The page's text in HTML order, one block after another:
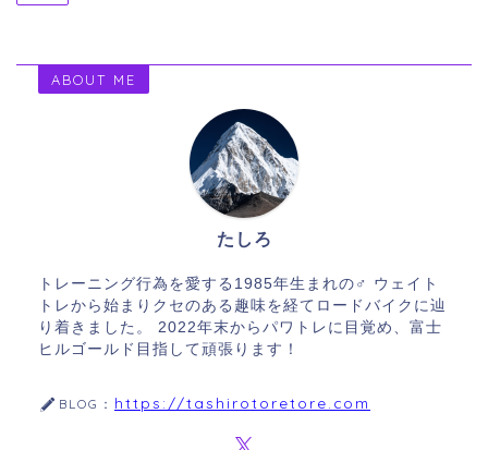
ABOUT ME
たしろ
トレーニング行為を愛する1985年生まれの♂ ウェイト
トレから始まりクセのある趣味を経てロードバイクに辿
り着きました。 2022年末からパワトレに目覚め、富士
ヒルゴールド目指して頑張ります！
BLOG： https://tashirotoretore.com